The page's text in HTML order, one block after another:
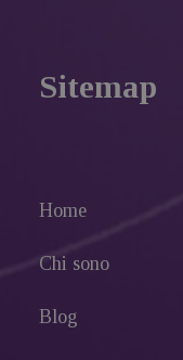
Sitemap
Home
Chi sono
Blog